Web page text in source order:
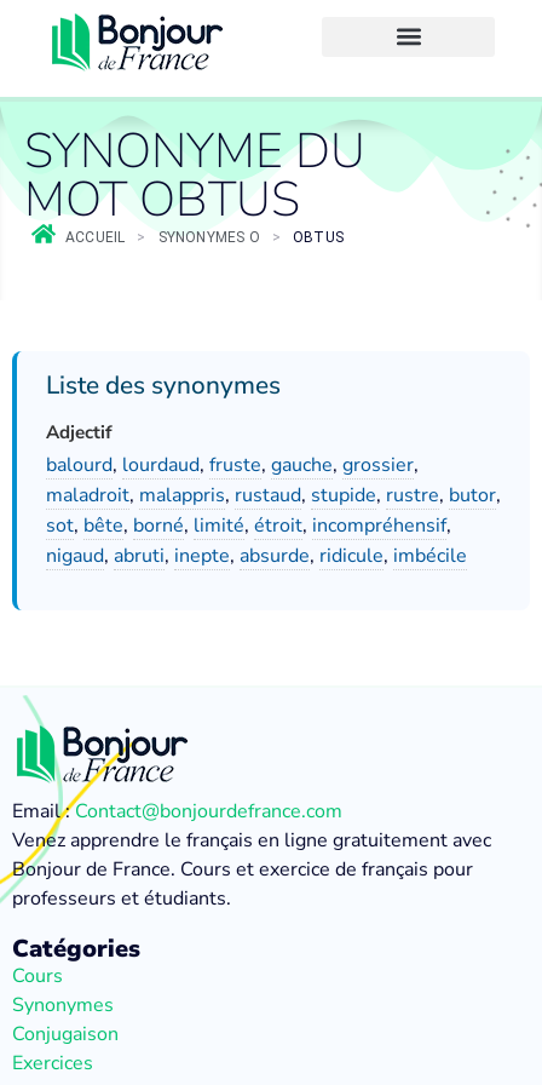
SYNONYME DU
MOT OBTUS
ACCUEIL > SYNONYMES O > OBTUS
Liste des synonymes
Adjectif
balourd, lourdaud, fruste, gauche, grossier,
maladroit, malappris, rustaud, stupide, rustre, butor,
sot, bête, borné, limité, étroit, incompréhensif,
nigaud, abruti, inepte, absurde, ridicule, imbécile
Email :Contact@bonjourdefrance.com
Venez apprendre le français en ligne gratuitement avec
Bonjour de France. Cours et exercice de français pour
professeurs et étudiants.
Catégories
Cours
Synonymes
Conjugaison
Exercices